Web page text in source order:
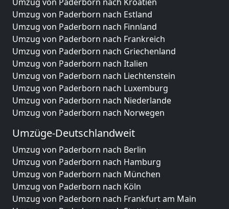
Umzug von Paderborn nach Estland
Umzug von Paderborn nach Finnland
Umzug von Paderborn nach Frankreich
Umzug von Paderborn nach Griechenland
Umzug von Paderborn nach Italien
Umzug von Paderborn nach Liechtenstein
Umzug von Paderborn nach Luxemburg
Umzug von Paderborn nach Niederlande
Umzug von Paderborn nach Norwegen
Umzüge-Deutschlandweit
Umzug von Paderborn nach Berlin
Umzug von Paderborn nach Hamburg
Umzug von Paderborn nach München
Umzug von Paderborn nach Köln
Umzug von Paderborn nach Frankfurt am Main